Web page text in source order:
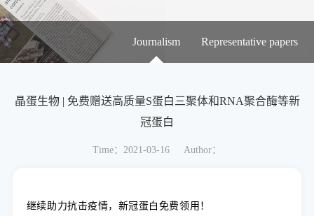
Journalism Representative papers
晶蛋生物 | 免费赠送高质量S蛋白三聚体和RNA聚合酶等新
冠蛋白
Time：2021-03-16 Author：
继续助力抗击疫情，新冠蛋白免费领用！